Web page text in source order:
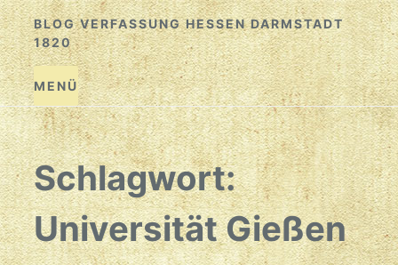
Zum
Inhalt
springen
BLOG VERFASSUNG HESSEN DARMSTADT
1820
MENÜ
Schlagwort:
Universität Gießen